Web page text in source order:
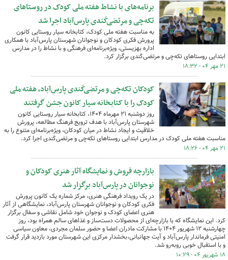
برنامه‌های با نشاط هفته ملی کودک در روستاهای
تکه‌چی و مرتضی‌کَندی پارس‌آباد اجرا شد
به مناسبت هفته ملی کودک، کتابخانه سیار روستایی کانون
پرورش فکری کودکان و نوجوانان شهرستان پارس‌آباد با همکاری
اداره بهزیستی، ویژه‌برنامه‌ای فرهنگی و با نشاط را در مدارس
ابتدایی روستاهای تکه‌چی و مرتضی‌کَندی برگزار کرد.
۲۱ مهر ۰۴ - ۱۸:۳۲
کودکان تکه‌چی و مرتضی‌کَندی پارس‌آباد، هفته ملی
کودک را با کتابخانه سیار کانون جشن گرفتند
روز دوشنبه ۲۱ مهرماه ۱۴۰۴، کتابخانه سیار روستایی کانون
شهرستان پارس‌آباد با هدف ترویج فرهنگ مطالعه، پرورش
خلاقیت و ایجاد نشاط در میان کودکان، ویژه‌برنامه‌ای متنوع را به
مناسبت هفته ملی کودک در مدارس ابتدایی روستاهای تکه‌چی و مرتضی‌کَندی اجرا کرد.
۲۱ مهر ۰۴ - ۱۸:۲۶
بازارچه فروش و نمایشگاه آثار هنری کودکان و
نوجوانان در پارس‌آباد برگزار شد
در یک رویداد فرهنگی هنری، مرکز شماره یک کانون پرورش
فکری کودکان و نوجوانان شهرستان پارس‌آباد، نمایشگاهی از آثار
هنری اعضای کودک و نوجوان خود شامل نقاشی و سفال برگزار
کرد. این نمایشگاه که با بازارچه‌ای از محصولات دست‌ساز و غذاهای سالم همراه بود، روز
چهارشنبه ۱۲ شهریور ۱۴۰۴ با مشارکت مادران اعضا و حضور سلمان مجردی، معاون سیاسی
امنیتی فرماندار پارس‌آباد و آیت جهانبانی،بخشدار مرکزی این شهرستان مورد بازدید قرار گرفت
و با استقبال خوبی روبه‌رو شد.
۱۸ شهریور ۰۴ - ۱۰:۲۹